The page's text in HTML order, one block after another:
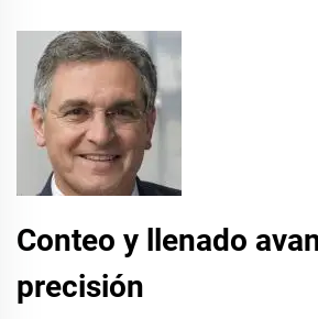
Conteo y llenado
precisión